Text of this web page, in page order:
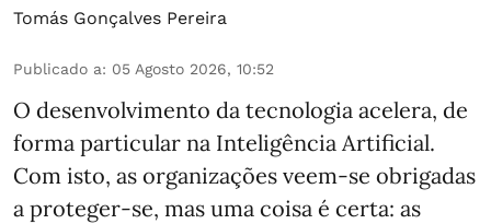
Tomás Gonçalves Pereira
Publicado a: 05 Agosto 2026, 10:52
O desenvolvimento da tecnologia acelera, de
forma particular na Inteligência Artificial.
Com isto, as organizações veem-se obrigadas
a proteger-se, mas uma coisa é certa: as